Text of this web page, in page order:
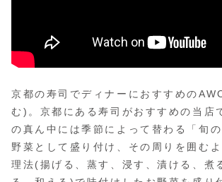
京都の寿司でディナーにおすすめの
む)。京都にある寿司がおすすめの当店
の真ん中には季節によって替わる「旬
野菜として盛り付け、その周りを囲む
理法(揚げる、蒸す、浸す、漬ける、煮